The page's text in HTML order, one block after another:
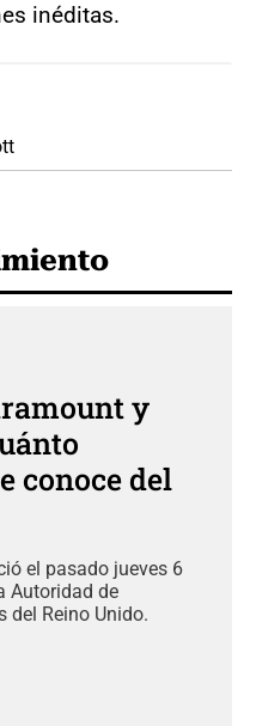
inéditas.
y
conoce del
el pasado jueves 6
Autoridad de
del Reino Unido.